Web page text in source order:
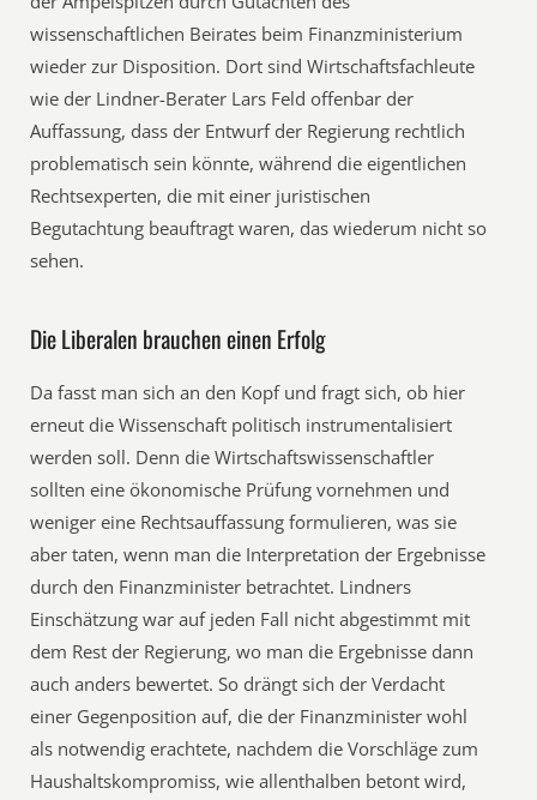
wissenschaftlichen Beirates beim Finanzministerium
wieder zur Disposition. Dort sind Wirtschaftsfachleute
wie der Lindner-Berater Lars Feld offenbar der
Auffassung, dass der Entwurf der Regierung rechtlich
problematisch sein könnte, während die eigentlichen
Rechtsexperten, die mit einer juristischen
Begutachtung beauftragt waren, das wiederum nicht so
sehen.
Die Liberalen brauchen einen Erfolg
Da fasst man sich an den Kopf und fragt sich, ob hier
erneut die Wissenschaft politisch instrumentalisiert
werden soll. Denn die Wirtschaftswissenschaftler
sollten eine ökonomische Prüfung vornehmen und
weniger eine Rechtsauffassung formulieren, was sie
aber taten, wenn man die Interpretation der Ergebnisse
durch den Finanzminister betrachtet. Lindners
Einschätzung war auf jeden Fall nicht abgestimmt mit
dem Rest der Regierung, wo man die Ergebnisse dann
auch anders bewertet. So drängt sich der Verdacht
einer Gegenposition auf, die der Finanzminister wohl
als notwendig erachtete, nachdem die Vorschläge zum
Haushaltskompromiss, wie allenthalben betont wird,